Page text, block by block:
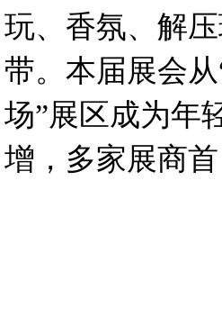
玩、香氛、解
带。本届展会
场”展区成为年
增，多家展商